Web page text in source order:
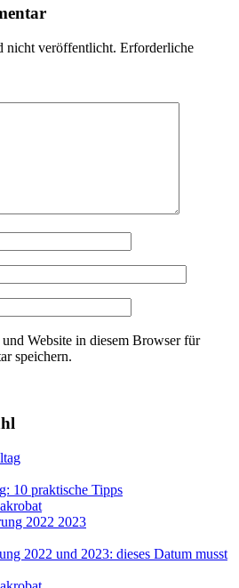
nicht veröffentlicht. Erforderliche
Website in diesem Browser für
speichern.
10 praktische Tipps
2022 und 2023: dieses Datum musst